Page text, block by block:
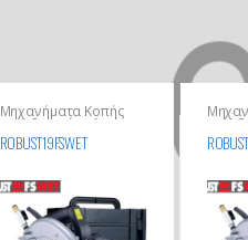
Μηχανήματα Κοπής
Οικοδομικών Υλικών
ROBUST19FSWET